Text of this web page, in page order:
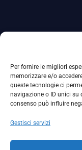
Per fornire le migliori
memorizzare e/o
queste tecnologie ci
navigazione o ID unici su
consenso può influire
Gestisci servizi
La Società ha nominato il Responsabile
adottate